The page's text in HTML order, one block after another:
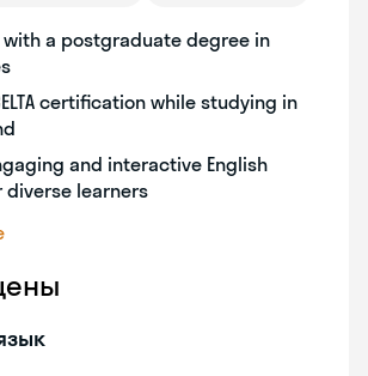
with a postgraduate degree in
certification while studying in
and interactive English
diverse learners